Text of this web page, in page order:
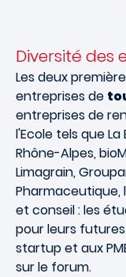
Diversité des
Les deux
entreprises de
entreprises de
l'Ecole tels que
Rhône-Alpes,
Limagrain,
Pharmaceutique,
et conseil : les
pour leurs
startup et aux
sur le forum.